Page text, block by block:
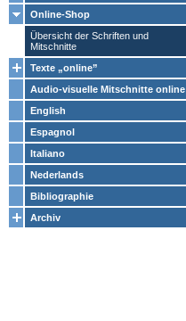
Online-Shop
Übersicht der Schriften und
Mitschnitte
Texte „online”
Audio-visuelle Mitschnitte online
English
Espagnol
Italiano
Nederlands
Bibliographie
Archiv